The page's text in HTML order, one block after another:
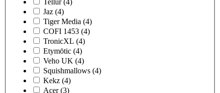
Jaz (4)
Tiger Media (4)
COFI 1453 (4)
TronicXL (4)
Etymōtic (4)
Veho UK (4)
Squishmallows (4)
Kekz (4)
Acer (3)